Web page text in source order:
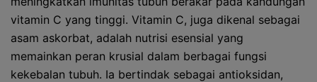
vitamin C yang tinggi. Vitamin C, juga dikenal sebagai
asam askorbat, adalah nutrisi esensial yang
memainkan peran krusial dalam berbagai fungsi
kekebalan tubuh. Ia bertindak sebagai antioksidan,